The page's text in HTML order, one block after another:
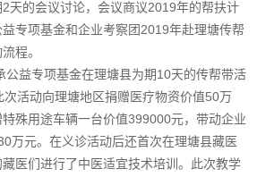
天的会议讨论，会议商议2019年的帮扶计
专项基金和企业考察团2019年赴理塘传帮
程。
公益专项基金在理塘县为期10天的传帮带活
活动向理塘地区捐赠医疗物资价值50万
殊用途车辆一台价值399000元，带动企业
万元。在义诊活动后还首次在理塘县藏医
医们进行了中医适宜技术培训。此次教学